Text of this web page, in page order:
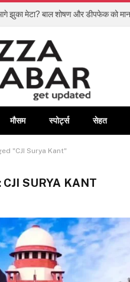
मौसम स्पोर्ट्स सेहत
"CJI Surya Kant"
CJI SURYA KANT